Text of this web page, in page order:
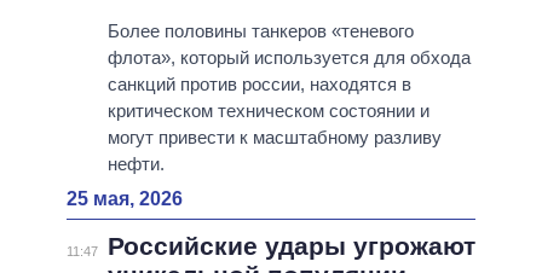
Более половины танкеров «теневого
флота», который используется для обхода
санкций против россии, находятся в
критическом техническом состоянии и
могут привести к масштабному разливу
нефти.
25 мая, 2026
11:47
Российские удары угрожают